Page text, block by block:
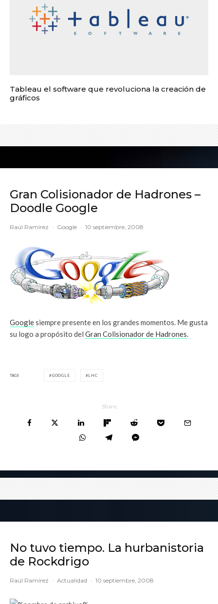
Tableau el software que revoluciona la creación de
gráficos
Gran Colisionador de Hadrones –
Doodle Google
Raúl Ramírez · Google · 10 septiembre, 2008
Googlesiempre presente en los grandes momentos. Me gusta
su logo a propósito del Gran Colisionador de Hadrones.
TAGS GOOGLE LHC
Share
No tuvo tiempo. La hurbanistoria
de Rockdrigo
Raúl Ramírez · Actualidad · 10 septiembre, 2008